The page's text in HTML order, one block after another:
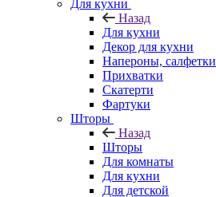
Для кухни
Назад
Для кухни
Декор для кухни
Напероны, салфетки
Прихватки
Скатерти
Фартуки
Шторы
Назад
Шторы
Для комнаты
Для кухни
Для детской